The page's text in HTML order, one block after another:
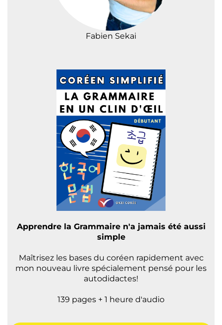
Fabien Sekai
Apprendre la Grammaire n'a jamais été aussi
simple
Maîtrisez les bases du coréen rapidement avec
mon nouveau livre spécialement pensé pour les
autodidactes!
139 pages + 1 heure d'audio